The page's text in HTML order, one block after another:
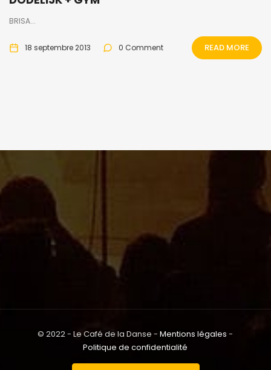
BRISA...
18 septembre 2013 0 Comment READ MORE
© 2022 - Le Café de la Danse -Mentions légales -
Politique de confidentialité